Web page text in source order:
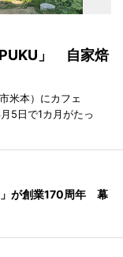
PUKU」 自家焙
米本）にカフェ
5日で1カ月がたっ
」が創業170周年 幕